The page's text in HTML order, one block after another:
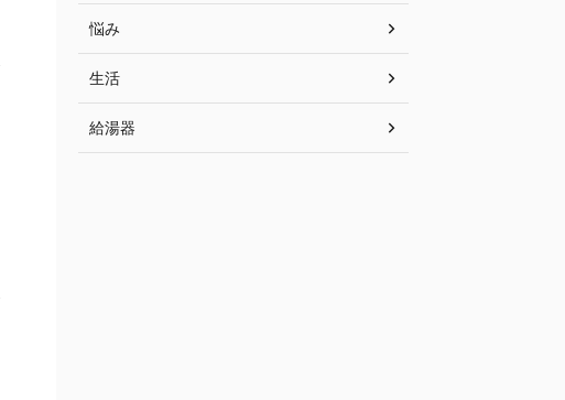
悩み
生活
給湯器